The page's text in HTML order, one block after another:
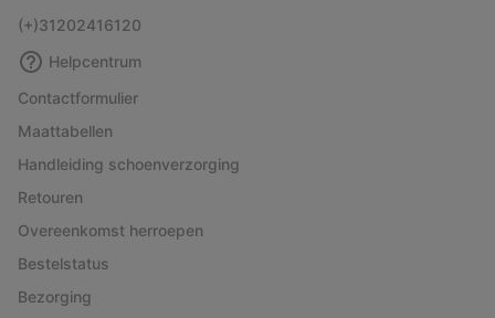
(+)31202416120
Helpcentrum
Contactformulier
Maattabellen
Handleiding schoenverzorging
Retouren
Overeenkomst herroepen
Bestelstatus
Bezorging